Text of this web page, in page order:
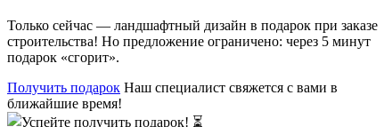
Только сейчас — ландшафтный дизайн в подарок при заказе
строительства! Но предложение ограничено: через 5 минут
подарок «сгорит».
Получить подарок Наш специалист свяжется с вами в
ближайшие время!